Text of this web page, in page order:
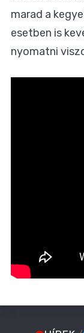
marad a
esetben is
nyomatni